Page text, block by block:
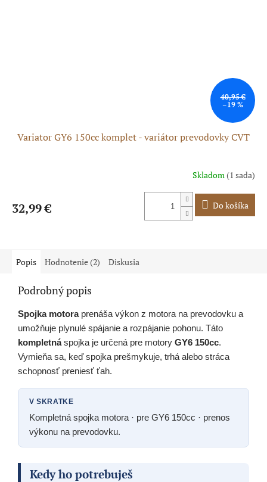
40,95 €
–19 %
Variator GY6 150cc komplet - variátor prevodovky CVT
Skladom(1 sada)
32,99 € Do košíka
Popis Hodnotenie (2) Diskusia
Podrobný popis
Spojka motoraprenáša výkon z motora na prevodovku a
umožňuje plynulé spájanie a rozpájanie pohonu. Táto
kompletnáspojka je určená pre motory GY6 150cc.
Vymieňa sa, keď spojka prešmykuje, trhá alebo stráca
schopnosť preniesť ťah.
V SKRATKE
Kompletná spojka motora · pre GY6 150cc · prenos
výkonu na prevodovku.
Kedy ho potrebuješ